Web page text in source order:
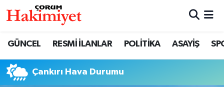
GÜNCEL RESMİ İLANLAR POLİTİKA ASAYİŞ
Çankırı Hava Durumu
Nöbetçi Eczaneler